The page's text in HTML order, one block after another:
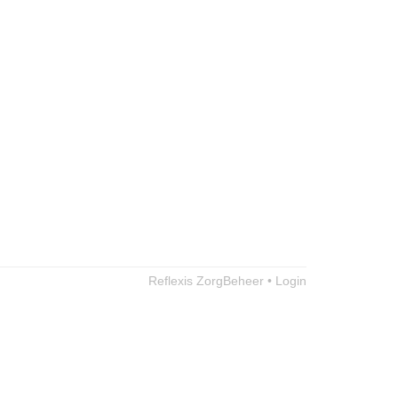
Reflexis ZorgBeheer • Login